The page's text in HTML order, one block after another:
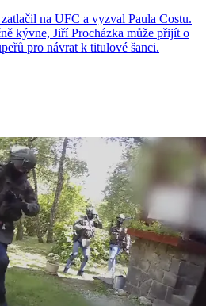
na UFC a vyzval Paula Costu.
kývne, Jiří Procházka může přijít o
pro návrat k titulové šanci.